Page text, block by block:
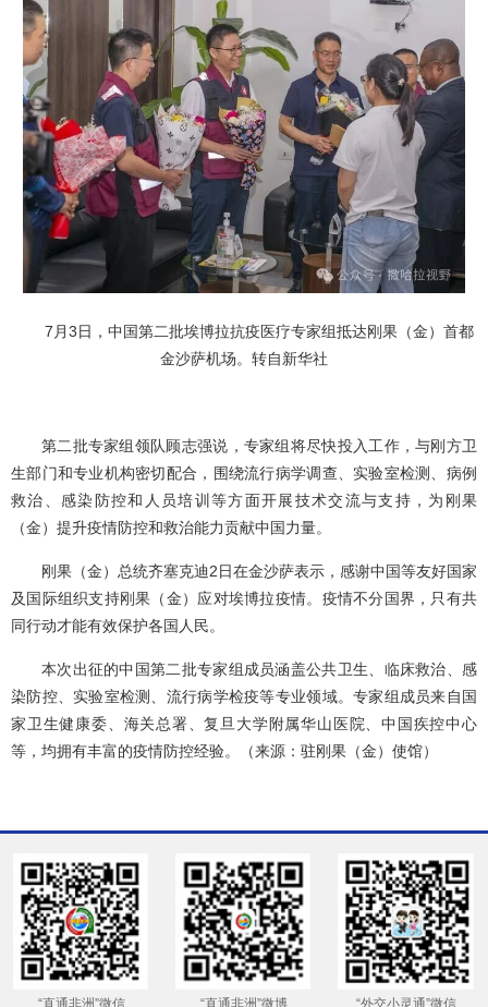
7月3日，中国第二批埃博拉抗疫医疗专家组抵达刚果（金）首都
金沙萨机场。转自新华社
第二批专家组领队顾志强说，专家组将尽快投入工作，与刚方卫
生部门和专业机构密切配合，围绕流行病学调查、实验室检测、病例
救治、感染防控和人员培训等方面开展技术交流与支持，为刚果
（金）提升疫情防控和救治能力贡献中国力量。
刚果（金）总统齐塞克迪2日在金沙萨表示，感谢中国等友好国家
及国际组织支持刚果（金）应对埃博拉疫情。疫情不分国界，只有共
同行动才能有效保护各国人民。
本次出征的中国第二批专家组成员涵盖公共卫生、临床救治、感
染防控、实验室检测、流行病学检疫等专业领域。专家组成员来自国
家卫生健康委、海关总署、复旦大学附属华山医院、中国疾控中心
等，均拥有丰富的疫情防控经验。（来源：驻刚果（金）使馆）
“直通非洲”微信 “直通非洲”微博 “外交小灵通”微信